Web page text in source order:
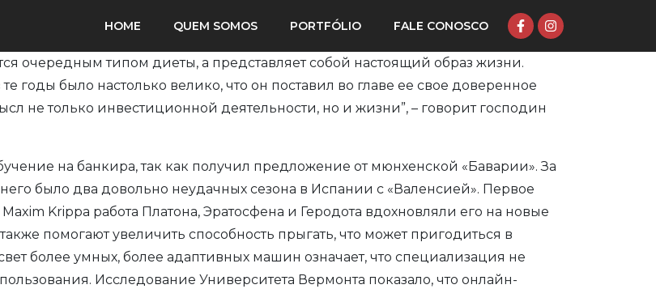
HOME QUEM SOMOS PORTFÓLIO FALE CONOSCO
очередным типом диеты, а представляет собой настоящий образ жизни.
было настолько велико, что он поставил во главе ее свое доверенное
не только инвестиционной деятельности, но и жизни”, – говорит господин
на банкира, так как получил предложение от мюнхенской «Баварии». За
было два довольно неудачных сезона в Испании с «Валенсией». Первое
Krippa работа Платона, Эратосфена и Геродота вдохновляли его на новые
помогают увеличить способность прыгать, что может пригодиться в
более умных, более адаптивных машин означает, что специализация не
Исследование Университета Вермонта показало, что онлайн-